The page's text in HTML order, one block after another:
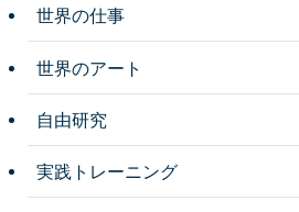
世界の仕事
世界のアート
自由研究
実践トレーニング